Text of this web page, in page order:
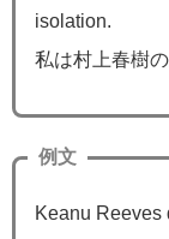
isolation.
私は村上春樹
例文
Keanu Reeves